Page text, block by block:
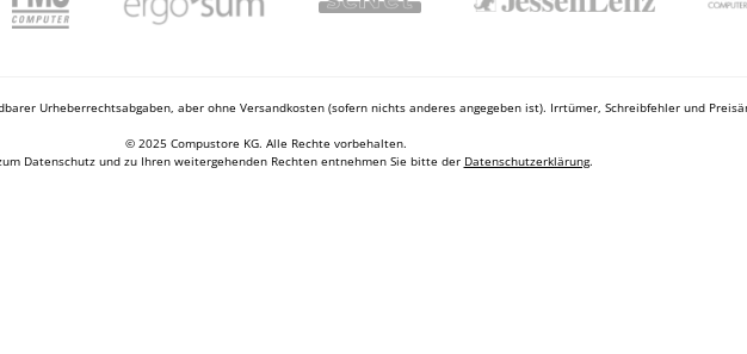
Urheberrechtsabgaben, aber ohne Versandkosten (sofern nichts anderes angegeben ist). Irrtümer, Schreibfehler und
© 2025 Compustore KG. Alle Rechte vorbehalten.
Datenschutz und zu Ihren weitergehenden Rechten entnehmen Sie bitte der Datenschutzerklärung.